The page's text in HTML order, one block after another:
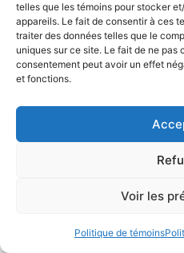
telles que les témoins pour stocker
appareils. Le fait de consentir à ces
traiter des données telles que le
uniques sur ce site. Le fait de ne pas
consentement peut avoir un effet
et fonctions.
Voir les
Politique de témoins
Du lundi au vendredi :
8h à 17h
© 2026 Raymond Lasalle Inc. -